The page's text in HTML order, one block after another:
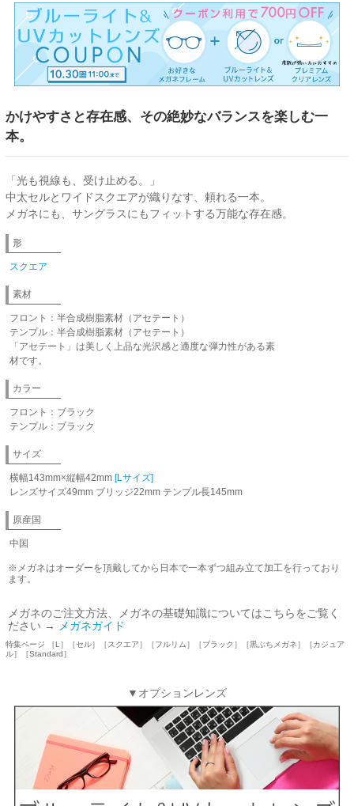
かけやすさと存在感、その絶妙なバランスを楽しむ一
本。
「光も視線も、受け止める。」
中太セルとワイドスクエアが織りなす、頼れる一本。
メガネにも、サングラスにもフィットする万能な存在感。
形
スクエア
素材
フロント：半合成樹脂素材（アセテート）
テンプル：半合成樹脂素材（アセテート）
「アセテート」は美しく上品な光沢感と適度な弾力性がある素
材です。
カラー
フロント：ブラック
テンプル：ブラック
サイズ
横幅143mm×縦幅42mm [Lサイズ]
レンズサイズ49mm ブリッジ22mm テンプル長145mm
原産国
中国
※メガネはオーダーを頂戴してから日本で一本ずつ組み立て加工を行っており
ます。
メガネのご注文方法、メガネの基礎知識についてはこちらをご覧く
ださい →
メガネガイド
特集ページ ［L］［セル］［スクエア］［フルリム］［ブラック］［黒ぶちメガネ］［カジュア
ル］［Standard］
▼オプションレンズ